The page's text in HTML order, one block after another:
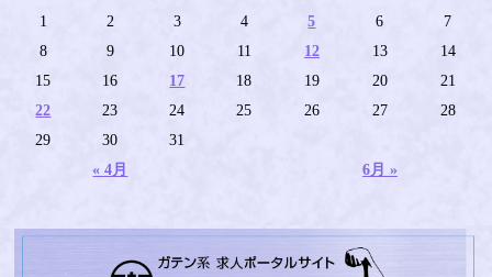
« 4月 6月 »
1 2 3 4 5 6
7
8
9 10 11 12 13
14
15
16 17 18 19 20
21
22
23 24 25 26 27
28
29
30 31